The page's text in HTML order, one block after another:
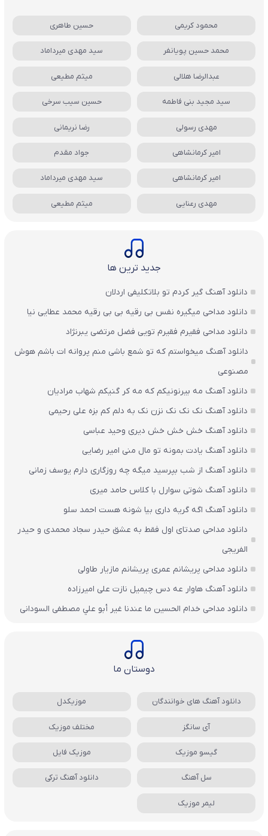
محمود کریمی حسین طاهری
محمد حسین پویانفر سید مهدی میرداماد
عبدالرضا هلالی میثم مطیعی
سید مجید بنی فاطمه حسین سیب سرخی
مهدی رسولی رضا نریمانی
امیر کرمانشاهی جواد مقدم
امیر کرمانشاهی سید مهدی میرداماد
مهدی رعنایی میثم مطیعی
جدید ترین ها
دانلود آهنگ گیر کردم تو بلاتکلیفی اردلان
دانلود مداحی میگیره نفس بی رقیه بی بی رقیه محمد عطایی نیا
دانلود مداحی فقیرم فقیرم تویی فضل مرتضی یبرنژاد
دانلود آهنگ میخواستم که تو شمع باشی منم پروانه ات باشم هوش
مصنوعی
دانلود آهنگ مه بیرنونیکم که مه کر گنیکم شهاب مرادیان
دانلود آهنگ نک نک نک نزن نک به دلم کم بزه علی رحیمی
دانلود آهنگ خش خش خش دیری وحید عباسی
دانلود آهنگ یادت بمونه تو مال منی امیر رضایی
دانلود آهنگ از شب بپرسید میگه چه روزگاری دارم یوسف زمانی
دانلود آهنگ شوتی سوارل با کلاس حامد میری
دانلود آهنگ اگه گریه داری بیا شونه هست احمد سلو
دانلود مداحی صدتای اول فقط به عشق حیدر سجاد محمدی و حیدر
الفریجی
دانلود مداحی پریشانم عمری پریشانم مازیار طاولی
دانلود آهنگ هاوار عه دس چیمیل نازت علی امیرزاده
دانلود مداحی خدام الحسين ما عندنا غير أبو علي مصطفی السودانی
دوستان ما
دانلود آهنگ های خوانندگان موزیکدل
آی سانگز مختلف موزیک
گیسو موزیک موزیک فایل
سل آهنگ دانلود آهنگ ترکی
لیمر موزیک